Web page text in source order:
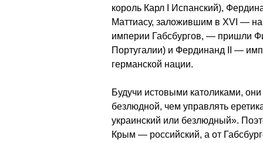
король Карл I Испанский),
Маттиасу, заложившим в XVI —
империи Габсбургов, — пришли
Португалии) и Фердинанд II —
германской нации.
Будучи истовыми католиками,
безлюдной, чем управлять
украинский или безлюдный».
Крым — российский, а от